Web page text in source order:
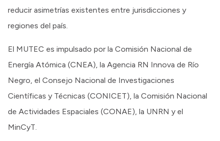
reducir asimetrías existentes entre jurisdicciones y
regiones del país.
El MUTEC es impulsado por la Comisión Nacional de
Energía Atómica (CNEA), la Agencia RN Innova de Río
Negro, el Consejo Nacional de Investigaciones
Científicas y Técnicas (CONICET), la Comisión Nacional
de Actividades Espaciales (CONAE), la UNRN y el
MinCyT.